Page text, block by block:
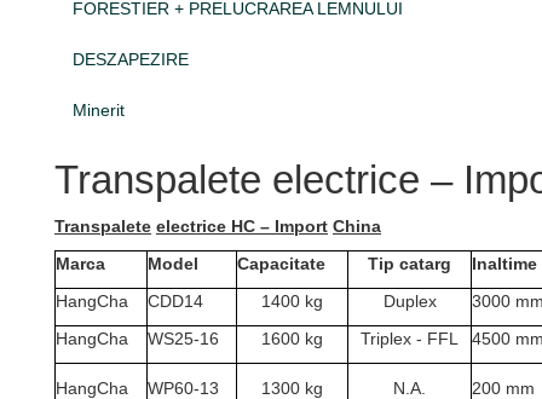
FORESTIER + PRELUCRAREA LEMNULUI
DESZAPEZIRE
Minerit
Transpalete electrice –
Transpalete electrice HC – Import China
Marca
Model Capacitate Tip catarg
Inaltime
HangCha
CDD14 1400 kg Duplex
3000
HangCha
WS25-16 1600 kg Triplex - FFL 4500
HangCha WP60-13 1300 kg N.A. 200 mm